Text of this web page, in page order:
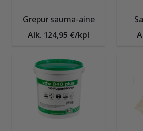
Grepur sauma-aine
Alk. 124,95 €/kpl